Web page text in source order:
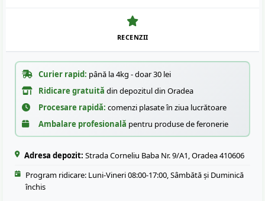
RECENZII
Curier rapid: până la 4kg - doar 30 lei
Ridicare gratuită din depozitul din Oradea
Procesare rapidă: comenzi plasate în ziua lucrătoare
Ambalare profesională pentru produse de feronerie
Adresa depozit: Strada Corneliu Baba Nr. 9/A1, Oradea 410606
Program ridicare: Luni-Vineri 08:00-17:00, Sâmbătă și Duminică
închis